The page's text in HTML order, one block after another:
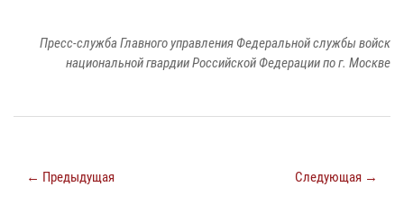
Пресс-служба Главного управления Федеральной службы войск
национальной гвардии Российской Федерации по г. Москве
← Предыдущая Следующая →